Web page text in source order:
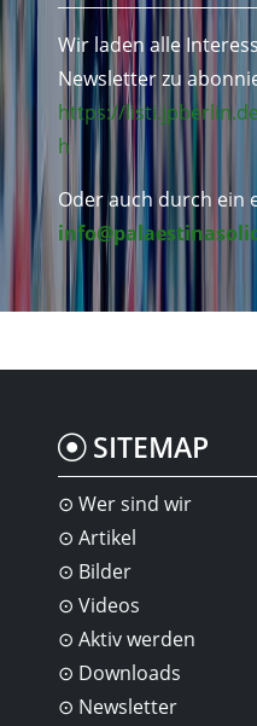
Wir laden alle
Newsletter zu
https://
h
Oder auch durch ein
SITEMAP
Wer sind wir
Artikel
Bilder
Videos
Aktiv werden
Downloads
Newsletter